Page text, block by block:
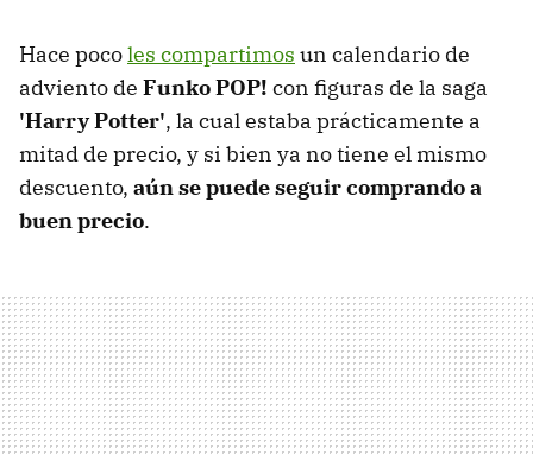
Hace pocoles compartimos un calendario de
adviento de Funko POP! con figuras de la saga
'Harry Potter', la cual estaba prácticamente a
mitad de precio, y si bien ya no tiene el mismo
descuento, aún se puede seguir comprando a
buen precio.